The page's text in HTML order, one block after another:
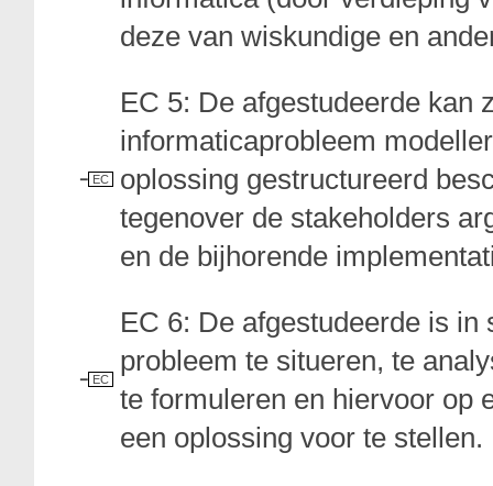
deze van wiskundige en
EC
EC 5: De afgestudeerde kan
informaticaprobleem
oplossing gestructureerd
tegenover de stakeholders
en de bijhorende
EC
EC 6: De afgestudeerde is
probleem te situeren, te
te formuleren en hiervoor op
een oplossing voor te stellen.